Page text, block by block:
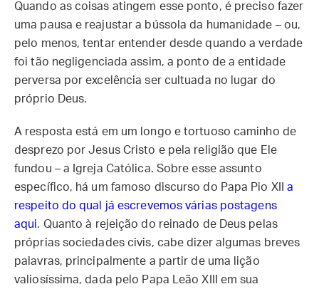
Quando as coisas atingem esse ponto, é preciso fazer
uma pausa e reajustar a bússola da humanidade – ou,
pelo menos, tentar entender desde quando a verdade
foi tão negligenciada assim, a ponto de a entidade
perversa por excelência ser cultuada no lugar do
próprio Deus.
A resposta está em um longo e tortuoso caminho de
desprezo por Jesus Cristo e pela religião que Ele
fundou – a Igreja Católica. Sobre esse assunto
específico, há um famoso discurso do Papa Pio XIIa
respeito do qual já escrevemos várias postagens
aqui. Quanto à rejeição do reinado de Deus pelas
próprias sociedades civis, cabe dizer algumas breves
palavras, principalmente a partir de uma lição
valiosíssima, dada pelo Papa Leão XIII em sua